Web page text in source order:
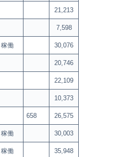
21,213
7,598
稼働 30,076
20,746
22,109
10,373
658 26,575
稼働 30,003
稼働 35,948